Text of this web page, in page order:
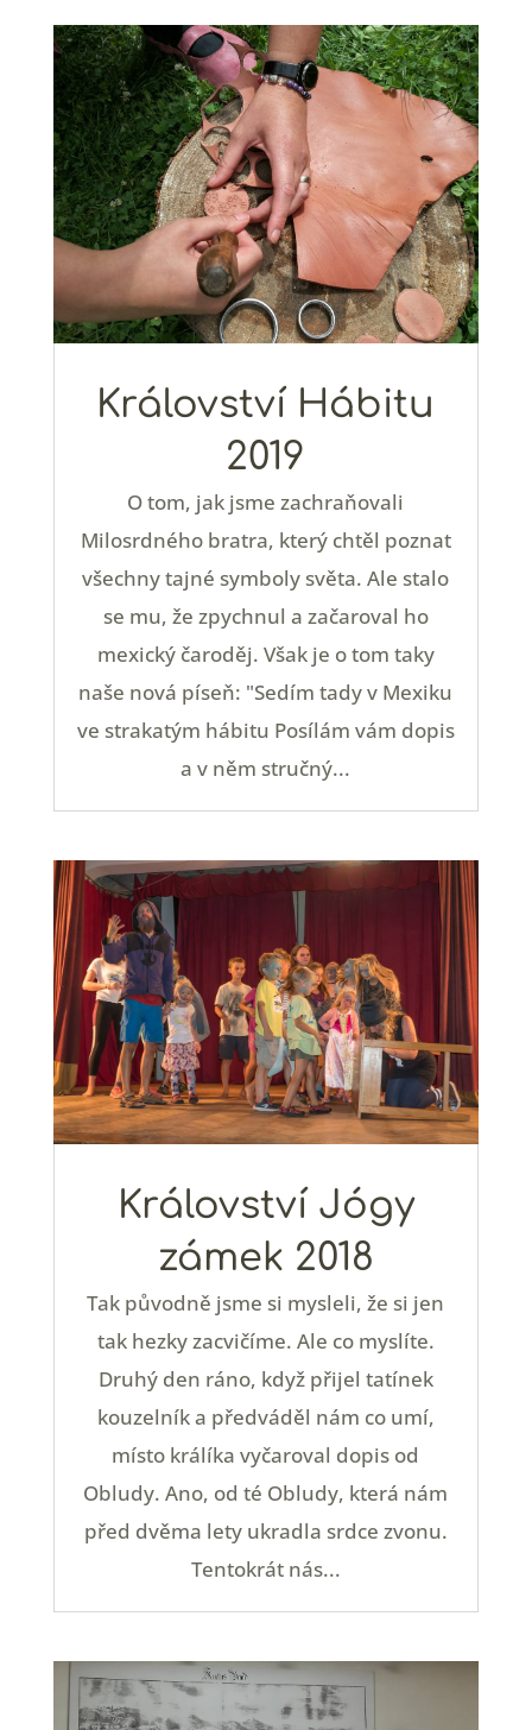
Království Hábitu
2019
O tom, jak jsme zachraňovali
Milosrdného bratra, který chtěl poznat
všechny tajné symboly světa. Ale stalo
se mu, že zpychnul a začaroval ho
mexický čaroděj. Však je o tom taky
naše nová píseň: "Sedím tady v Mexiku
ve strakatým hábitu Posílám vám dopis
a v něm stručný...
Království Jógy
zámek 2018
Tak původně jsme si mysleli, že si jen
tak hezky zacvičíme. Ale co myslíte.
Druhý den ráno, když přijel tatínek
kouzelník a předváděl nám co umí,
místo králíka vyčaroval dopis od
Obludy. Ano, od té Obludy, která nám
před dvěma lety ukradla srdce zvonu.
Tentokrát nás...